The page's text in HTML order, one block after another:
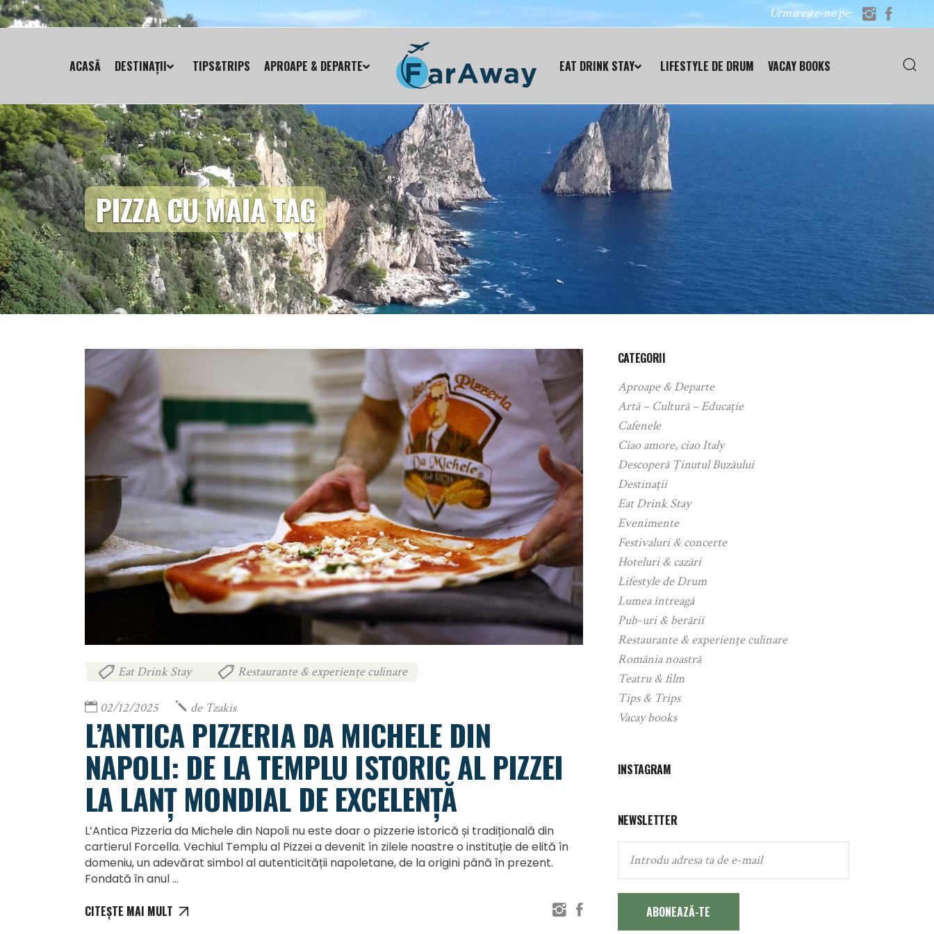
Urmărește-ne pe:
ACASĂ DESTINAȚII TIPS&TRIPS APROAPE & DEPARTE EAT DRINK STAY LIFESTYLE DE DRUM VACAY BOOKS
PIZZA CU MAIA TAG
Eat Drink Stay Restaurante & experiențe culinare
02/12/2025 de Tzakis
L’ANTICA PIZZERIA DA MICHELE DIN
NAPOLI: DE LA TEMPLU ISTORIC AL PIZZEI
LA LANȚ MONDIAL DE EXCELENȚĂ
L’Antica Pizzeria da Michele din Napoli nu este doar o pizzerie istorică și tradițională din
cartierul Forcella. Vechiul Templu al Pizzei a devenit în zilele noastre o instituție de elită în
domeniu, un adevărat simbol al autenticității napoletane, de la origini până în prezent.
Fondată în anul
CITEȘTE MAI MULT
CATEGORII
Aproape & Departe
Artă – Cultură – Educație
Cafenele
Ciao amore, ciao Italy
Descoperă Ținutul Buzăului
Destinații
Eat Drink Stay
Evenimente
Festivaluri & concerte
Hoteluri & cazări
Lifestyle de Drum
Lumea întreagă
Pub-uri & berării
Restaurante & experiențe culinare
România noastră
Teatru & film
Tips & Trips
Vacay books
INSTAGRAM
NEWSLETTER
ABONEAZĂ-TE